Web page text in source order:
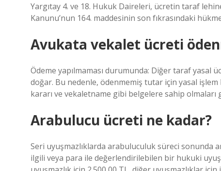
Yargıtay 4. ve 18. Hukuk Daireleri, ücretin taraf
Kanunu’nun 164. maddesinin son fıkrasındaki
Avukata vekalet ücreti
Ödeme yapılmaması durumunda: Diğer taraf yasal
doğar. Bu nedenle, ödenmemiş tutar için yasal
kararı ve vekaletname gibi belgelere sahip olmaları
Arabulucu ücreti ne kadar?
Seri uyuşmazlıklarda arabuluculuk süreci sonunda
ilgili veya para ile değerlendirilebilen bir hukuki